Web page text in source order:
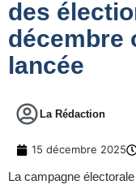
des
décembre
lancée
La Rédaction
15 décembre 2025
La campagne